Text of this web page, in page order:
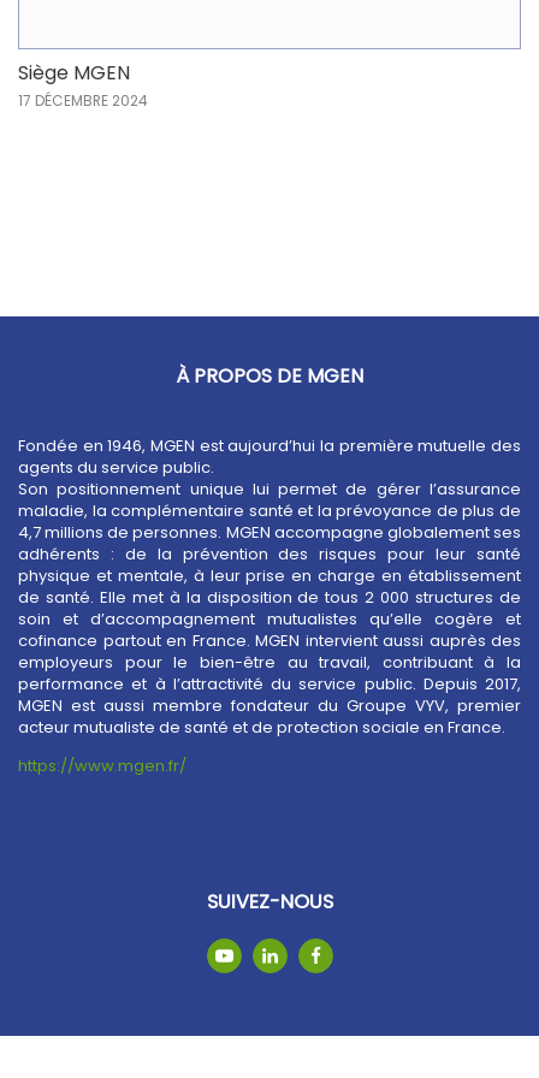
Siège MGEN
17 DÉCEMBRE 2024
À PROPOS DE MGEN
Fondée en 1946, MGEN est aujourd’hui la première mutuelle des
agents du service public.
Son positionnement unique lui permet de gérer l’assurance
maladie, la complémentaire santé et la prévoyance de plus de
4,7 millions de personnes. MGEN accompagne globalement ses
adhérents : de la prévention des risques pour leur santé
physique et mentale, à leur prise en charge en établissement
de santé. Elle met à la disposition de tous 2 000 structures de
soin et d’accompagnement mutualistes qu’elle cogère et
cofinance partout en France. MGEN intervient aussi auprès des
employeurs pour le bien-être au travail, contribuant à la
performance et à l’attractivité du service public. Depuis 2017,
MGEN est aussi membre fondateur du Groupe VYV, premier
acteur mutualiste de santé et de protection sociale en France.
https://www.mgen.fr/
SUIVEZ-NOUS